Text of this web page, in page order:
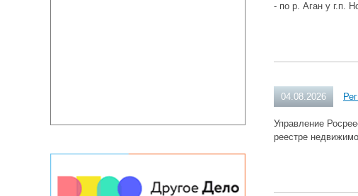
- по р. Аган у г.п.
04.08.2026
Управление
реестре